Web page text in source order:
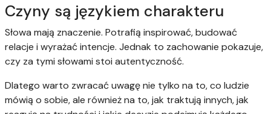
Czyny są językiem charakteru
Słowa mają znaczenie. Potrafią inspirować, budować
relacje i wyrażać intencje. Jednak to zachowanie pokazuje,
czy za tymi słowami stoi autentyczność.
Dlatego warto zwracać uwagę nie tylko na to, co ludzie
mówią o sobie, ale również na to, jak traktują innych, jak